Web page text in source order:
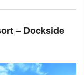
– Dockside